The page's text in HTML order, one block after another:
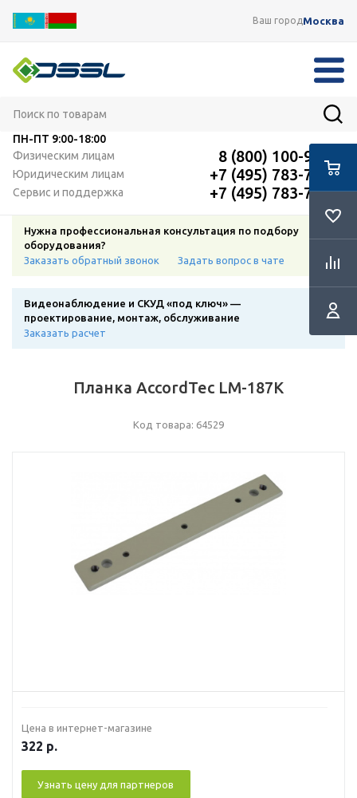
Ваш городМосква
ПН-ПТ 9:00-18:00
Физическим лицам
8 (800) 100-91-12
Юридическим лицам +7 (495) 783-72-87
Сервис и поддержка +7 (495) 783-72-87
Нужна профессиональная консультация по подбору
оборудования?
Заказать обратный звонок
Задать вопрос в чате
Видеонаблюдение и СКУД «под ключ» —
проектирование, монтаж, обслуживание
Заказать расчет
Планка AccordTec LM-187К
Код товара: 64529
Цена в интернет-магазине
322 р.
Узнать цену для партнеров